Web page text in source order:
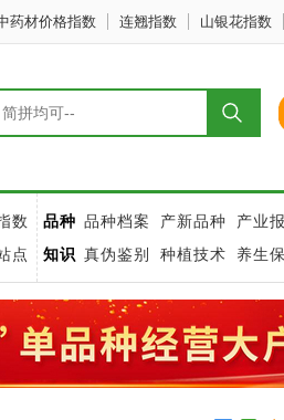
药材价格指数 连翘指数 山银花指数
数
点
品种 品种档案 产新品种
产业
知识 真伪鉴别 种植技术 养生